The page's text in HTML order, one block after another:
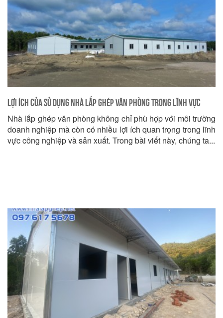
Lợi ích của Sử dụng Nhà Lắp Ghép Văn Phòng trong Lĩnh vực
Công nghiệp và Sản xuất
Nhà lắp ghép văn phòng không chỉ phù hợp với môi trường
doanh nghiệp mà còn có nhiều lợi ích quan trọng trong lĩnh
vực công nghiệp và sản xuất. Trong bài viết này, chúng ta...